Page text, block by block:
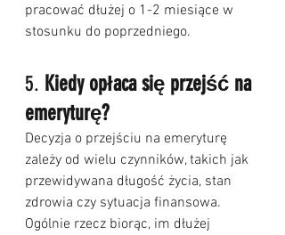
pracować dłużej o 1-2 miesiące w
stosunku do poprzedniego.
5. Kiedy opłaca się przejść na
emeryturę?
Decyzja o przejściu na emeryturę
zależy od wielu czynników, takich jak
przewidywana długość życia, stan
zdrowia czy sytuacja finansowa.
Ogólnie rzecz biorąc, im dłużej